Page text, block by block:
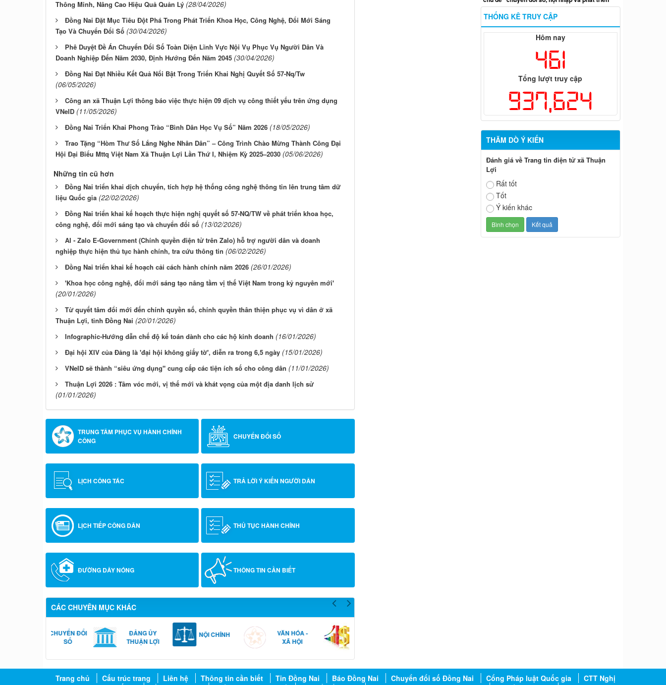
Thông Minh, Nâng Cao Hiệu Quả Quản Lý (28/04/2026)
Đồng Nai Đặt Mục Tiêu Đột Phá Trong Phát Triển Khoa Học, Công Nghệ, Đổi Mới Sáng
Tạo Và Chuyển Đổi Số (30/04/2026)
Phê Duyệt Đề Án Chuyển Đổi Số Toàn Diện Lĩnh Vực Nội Vụ Phục Vụ Người Dân Và
Doanh Nghiệp Đến Năm 2030, Định Hướng Đến Năm 2045 (30/04/2026)
Đồng Nai Đạt Nhiều Kết Quả Nổi Bật Trong Triển Khai Nghị Quyết Số 57-Nq/Tw
(06/05/2026)
Công an xã Thuận Lợi thông báo việc thực hiện 09 dịch vụ công thiết yếu trên ứng dụng
VNeID (11/05/2026)
Đồng Nai Triển Khai Phong Trào “Bình Dân Học Vụ Số” Năm 2026 (18/05/2026)
Trao Tặng “Hòm Thư Số Lắng Nghe Nhân Dân” – Công Trình Chào Mừng Thành Công Đại
Hội Đại Biểu Mttq Việt Nam Xã Thuận Lợi Lần Thứ I, Nhiệm Kỳ 2025–2030 (05/06/2026)
Những tin cũ hơn
Đồng Nai triển khai dịch chuyển, tích hợp hệ thống công nghệ thông tin lên trung tâm dữ
liệu Quốc gia (22/02/2026)
Đồng Nai triển khai kế hoạch thực hiện nghị quyết số 57-NQ/TW về phát triển khoa học,
công nghệ, đổi mới sáng tạo và chuyển đổi số (13/02/2026)
AI - Zalo E-Government (Chính quyền điện tử trên Zalo) hỗ trợ người dân và doanh
nghiệp thực hiện thủ tục hành chính, tra cứu thông tin (06/02/2026)
Đồng Nai triển khai kế hoạch cải cách hành chính năm 2026 (26/01/2026)
'Khoa học công nghệ, đổi mới sáng tạo nâng tầm vị thế Việt Nam trong kỷ nguyên mới'
(20/01/2026)
Từ quyết tâm đổi mới đến chính quyền số, chính quyền thân thiện phục vụ vì dân ở xã
Thuận Lợi, tỉnh Đồng Nai (20/01/2026)
Infographic-Hướng dẫn chế độ kế toán dành cho các hộ kinh doanh (16/01/2026)
Đại hội XIV của Đảng là 'đại hội không giấy tờ', diễn ra trong 6,5 ngày (15/01/2026)
VNeID sẽ thành “siêu ứng dụng" cung cấp các tiện ích số cho công dân (11/01/2026)
Thuận Lợi 2026 : Tâm vóc mới, vị thế mới và khát vọng của một địa danh lịch sử
(01/01/2026)
TRUNG TÂM PHỤC VỤ HÀNH CHÍNH
CÔNG
CHUYỂN ĐỔI SỐ
LỊCH CÔNG TÁC TRẢ LỜI Ý KIẾN NGƯỜI DÂN
LỊCH TIẾP CÔNG DÂN THỦ TỤC HÀNH CHÍNH
ĐƯỜNG DÂY NÓNG THÔNG TIN CẦN BIẾT
CÁC CHUYÊN MỤC KHÁC
NỘI CHÍNH
VĂN HÓA -
XÃ HỘI
KINH TẾ
CHUYỂN ĐỔI
SỐ
THỐNG KÊ TRUY CẬP
Hôm nay
461
Tổng lượt truy cập
937,624
THĂM DÒ Ý KIẾN
Đánh giá về Trang tin điện tử xã Thuận
Lợi
Rất tốt
Tốt
Ý kiến khác
Trang chủ Cấu trúc trang Liên hệ Thông tin cần biết Tin Đồng Nai Báo Đồng Nai Chuyển đổi số Đồng Nai Cổng Pháp luật Quốc gia
CTT Nghị